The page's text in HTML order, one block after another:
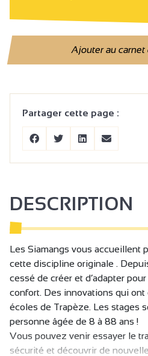
Ajouter au
Partager cette page :
DESCRIPTION
Les Siamangs vous accueillent
cette discipline originale .
cessé de créer et d’adapter
confort. Des innovations qui ont
écoles de Trapèze. Les stages
personne âgée de 8 à 88 ans !
Vous pouvez venir essayer le
sécurité et découvrir de